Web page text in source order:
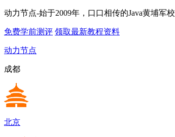
动力节点-始于2009年，口口相传的Java黄埔军校
免费学前测评 领取最新教程资料
动力节点
成都
北京